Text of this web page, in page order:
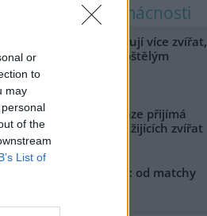
or
to
may
of the
List of
zelené domácnosti
v horku ošetřují více zvířat,
jsou psi se zploštělým
15:15
stanice v Praze přijímá
vedrům více volně žijících zvířat
17:40
rostliny v Evropě: od matchy